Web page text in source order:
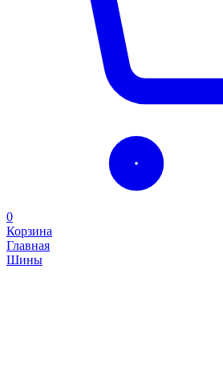
0
Корзина
Главная
Шины